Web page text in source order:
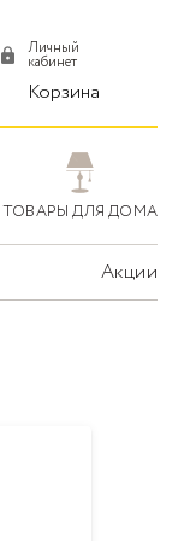
Личный
кабинет
Корзина
ТОВАРЫ ДЛЯ ДОМА
Акции